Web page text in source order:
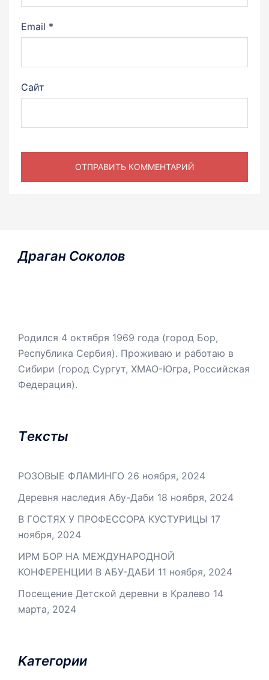
Email *
Сайт
Драган Соколов
Родился 4 октября 1969 года (город Бор,
Республика Сербия). Проживаю и работаю в
Сибири (город Сургут, ХМАО-Югра, Российская
Федерация).
Tексты
РОЗОВЫЕ ФЛАМИНГО 26 ноября, 2024
Деревня наследия Абу-Даби 18 ноября, 2024
В ГОСТЯХ У ПРОФЕССОРА КУСТУРИЦЫ 17
ноября, 2024
ИРМ БОР НА МЕЖДУНАРОДНОЙ
КОНФЕРЕНЦИИ В АБУ-ДАБИ 11 ноября, 2024
Посещение Детской деревни в Кралево 14
марта, 2024
Kатегории